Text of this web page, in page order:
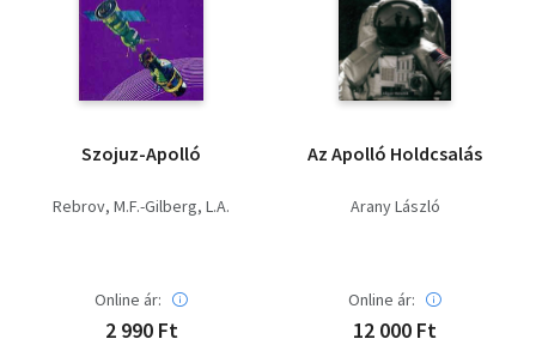
Szojuz-Apolló
Rebrov, M.F.-Gilberg, L.A.
Online ár:
2 990 Ft
Az Apolló Holdcsalás
Arany László
Online ár:
12 000 Ft